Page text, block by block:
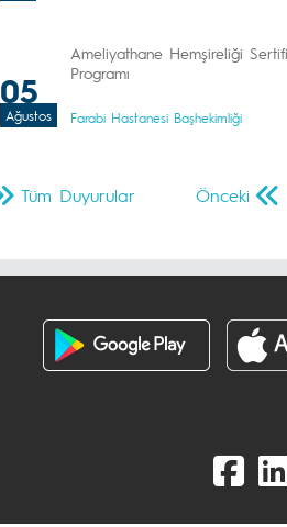
05
Ağustos
Ameliyathane Hemşireliği
Programı
Farabi Hastanesi Başhekimliği
Önceki
Tüm Duyurular